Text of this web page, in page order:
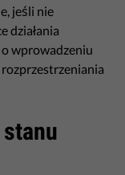
jeśli nie
działania
wprowadzeniu